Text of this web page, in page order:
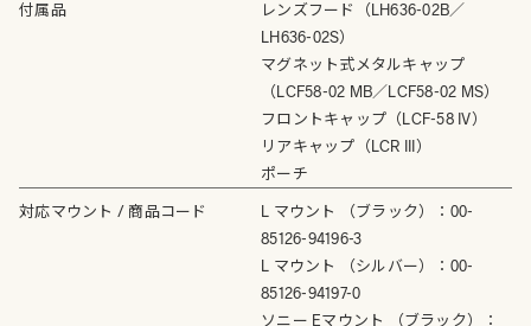
付属品
レンズフード（LH636-02B／
LH636-02S）
マグネット式メタルキャップ
（LCF58-02 MB／LCF58-02 MS）
フロントキャップ（LCF-58 IV）
リアキャップ（LCR III）
ポーチ
対応マウント / 商品コード
L マウント （ブラック）：00-
85126-94196-3
L マウント （シルバー）：00-
85126-94197-0
ソニー Eマウント （ブラック）：